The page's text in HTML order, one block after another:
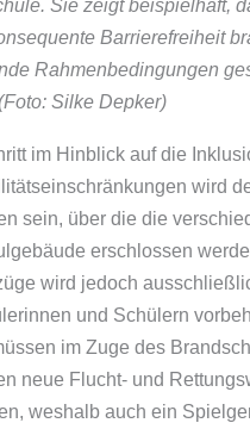
Sie zeigt beispielhaft,
Barrierefreiheit
Rahmenbedingungen
Silke Depker)
im Hinblick auf die
wird
sein, über die die
erschlossen
wird jedoch
und Schülern
im Zuge des
neue Flucht- und
weshalb auch ein